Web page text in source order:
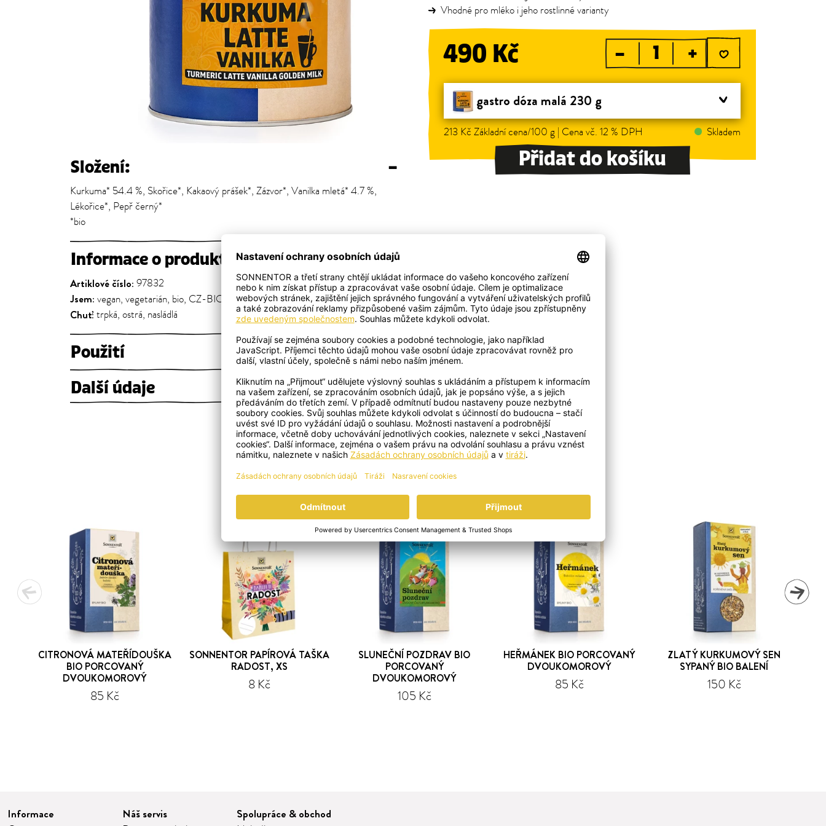
Složení: –
Kurkuma* 54.4 %, Skořice*, Kakaový prášek*, Zázvor*, Vanilka mletá* 4.7 %,
Lékořice*, Pepř černý*
*bio
Informace o produktu –
Artiklové číslo: 97832
Jsem: vegan, vegetarián, bio, CZ-BIO-002
Chuť: trpká, ostrá, nasládlá
Použití
+
Další údaje
+
Vhodné pro mléko i jeho rostlinné varianty
490 Kč – +
gastro dóza malá 230 g
213 Kč Základní cena/100 g | Cena vč. 12 % DPH Skladem
Přidat do košíku
OBJEVTE DALŠÍ POKLADY
CITRONOVÁ MATEŘÍDOUŠKA
BIO PORCOVANÝ
DVOUKOMOROVÝ
85 Kč
SONNENTOR PAPÍROVÁ TAŠKA
RADOST, XS
8 Kč
SLUNEČNÍ POZDRAV BIO
PORCOVANÝ
DVOUKOMOROVÝ
105 Kč
HEŘMÁNEK BIO PORCOVANÝ
DVOUKOMOROVÝ
85 Kč
ZLATÝ KURKUMOVÝ SEN
SYPANÝ BIO BALENÍ
150 Kč
Informace Náš servis Spolupráce & obchod